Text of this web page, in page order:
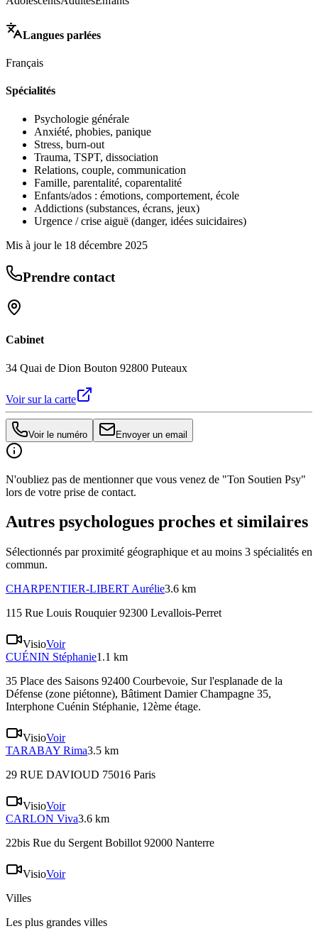
Langues parlées
Français
Spécialités
Psychologie générale
Anxiété, phobies, panique
Stress, burn-out
Trauma, TSPT, dissociation
Relations, couple, communication
Famille, parentalité, coparentalité
Enfants/ados : émotions, comportement, école
Addictions (substances, écrans, jeux)
Urgence / crise aiguë (danger, idées suicidaires)
Mis à jour le 18 décembre 2025
Prendre contact
Cabinet
34 Quai de Dion Bouton 92800 Puteaux
Voir sur la carte
Voir le numéro Envoyer un email
N'oubliez pas de mentionner que vous venez de "Ton Soutien Psy"
lors de votre prise de contact.
Autres psychologues proches et similaires
Sélectionnés par proximité géographique et au moins 3 spécialités en
commun.
CHARPENTIER-LIBERT Aurélie3.6 km
115 Rue Louis Rouquier 92300 Levallois-Perret
VisioVoir
CUÉNIN Stéphanie1.1 km
35 Place des Saisons 92400 Courbevoie, Sur l'esplanade de la
Défense (zone piétonne), Bâtiment Damier Champagne 35,
Interphone Cuénin Stéphanie, 12ème étage.
VisioVoir
TARABAY Rima3.5 km
29 RUE DAVIOUD 75016 Paris
VisioVoir
CARLON Viva3.6 km
22bis Rue du Sergent Bobillot 92000 Nanterre
VisioVoir
Villes
Les plus grandes villes